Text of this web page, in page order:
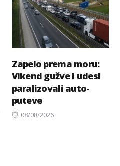
Zapelo prema moru:
Vikend gužve i udesi
paralizovali auto-
puteve
Posted
08/08/2026